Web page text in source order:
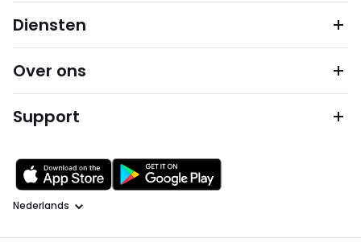
Diensten
Over ons
Support
Taal